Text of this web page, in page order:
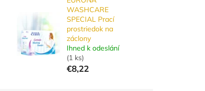
WASHCARE
SPECIAL Prací
prostriedok na
záclony
Ihned k odeslání
(1 ks)
€8,22